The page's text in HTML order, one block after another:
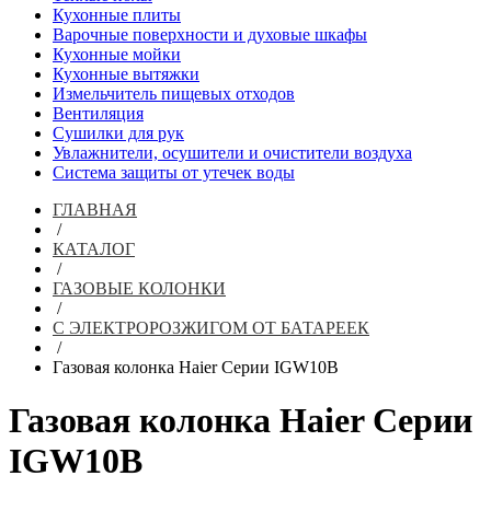
Кухонные плиты
Варочные поверхности и духовые шкафы
Кухонные мойки
Кухонные вытяжки
Измельчитель пищевых отходов
Вентиляция
Сушилки для рук
Увлажнители, осушители и очистители воздуха
Система защиты от утечек воды
ГЛАВНАЯ
/
КАТАЛОГ
/
ГАЗОВЫЕ КОЛОНКИ
/
С ЭЛЕКТРОРОЗЖИГОМ ОТ БАТАРЕЕК
/
Газовая колонка Haier Серии IGW10B
Газовая колонка Haier Серии
IGW10B